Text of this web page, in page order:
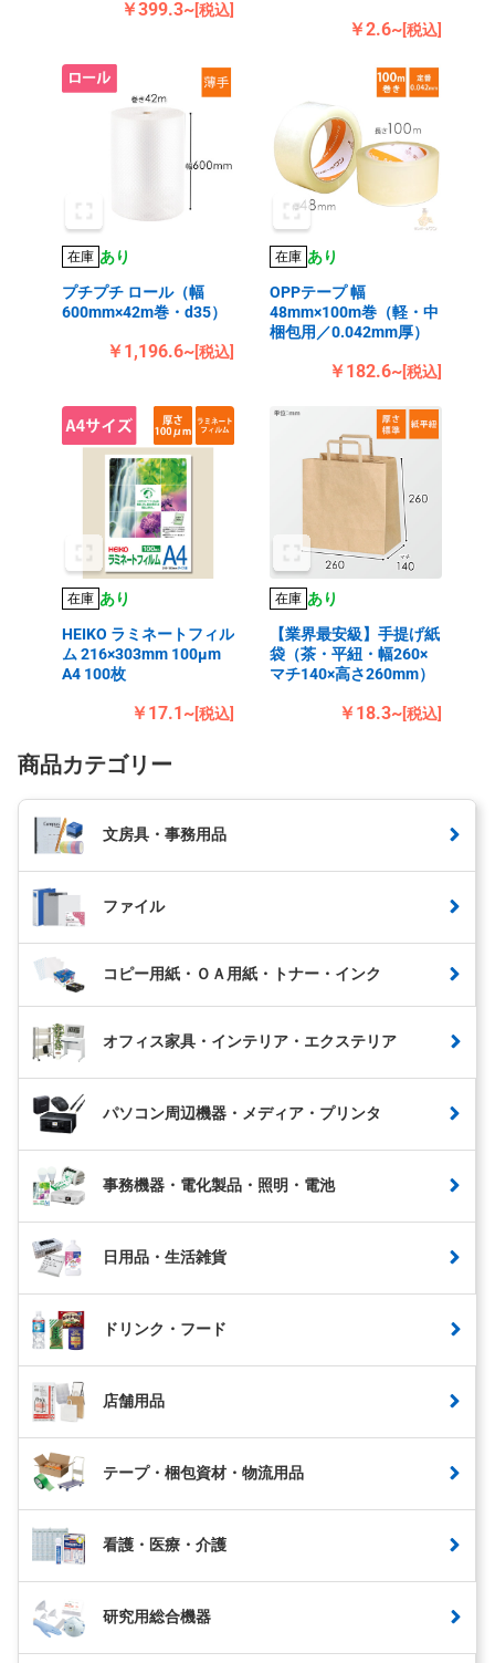
￥399.3~[税込]
￥2.6~[税込]
在庫 あり
プチプチ ロール（幅
600mm×42m巻・d35）
￥1,196.6~[税込]
在庫 あり
OPPテープ 幅
48mm×100m巻（軽・中
梱包用／0.042mm厚）
￥182.6~[税込]
在庫 あり
HEIKO ラミネートフィル
ム 216×303mm 100μm
A4 100枚
￥17.1~[税込]
在庫 あり
【業界最安級】手提げ紙
袋（茶・平紐・幅260×
マチ140×高さ260mm）
￥18.3~[税込]
商品カテゴリー
文房具・事務用品
ファイル
コピー用紙・ＯＡ用紙・トナー・インク
オフィス家具・インテリア・エクステリア
パソコン周辺機器・メディア・プリンタ
事務機器・電化製品・照明・電池
日用品・生活雑貨
ドリンク・フード
店舗用品
テープ・梱包資材・物流用品
看護・医療・介護
研究用総合機器